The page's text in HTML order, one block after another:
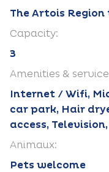
The Artois
Capacity:
3
Amenities &
Internet / Wifi,
car park, Hair
access,
Animaux:
Pets welcome